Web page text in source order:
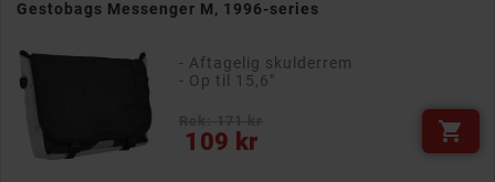
Gestobags Messenger M, 1996-series
- Aftagelig skulderrem
- Op til 15,6"
109 kr
Pris 